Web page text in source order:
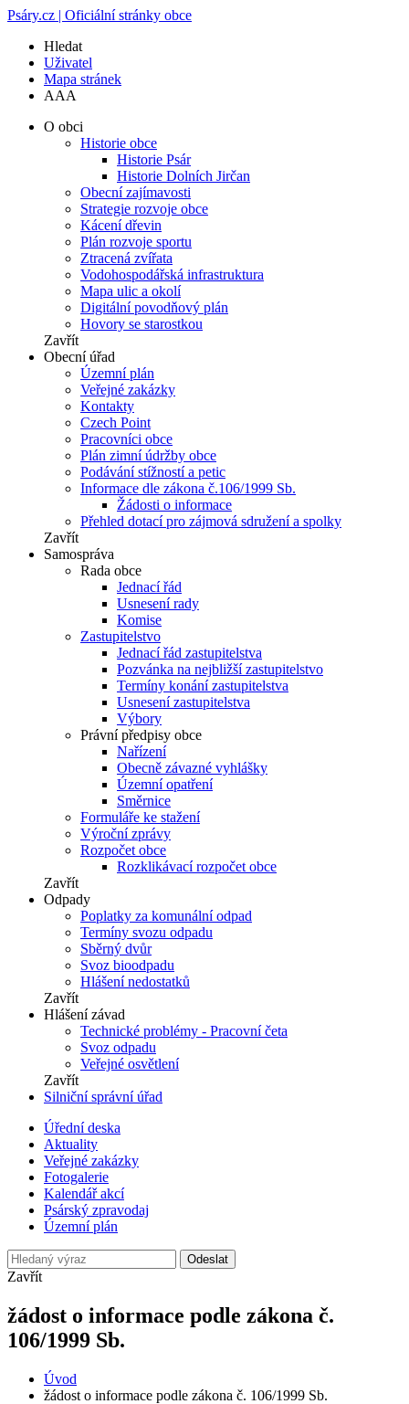
Psáry.cz | Oficiální stránky obce
Hledat
Uživatel
Mapa stránek
AAA
O obci
Historie obce
Historie Psár
Historie Dolních Jirčan
Obecní zajímavosti
Strategie rozvoje obce
Kácení dřevin
Plán rozvoje sportu
Ztracená zvířata
Vodohospodářská infrastruktura
Mapa ulic a okolí
Digitální povodňový plán
Hovory se starostkou
Zavřít
Obecní úřad
Územní plán
Veřejné zakázky
Kontakty
Czech Point
Pracovníci obce
Plán zimní údržby obce
Podávání stížností a petic
Informace dle zákona č.106/1999 Sb.
Žádosti o informace
Přehled dotací pro zájmová sdružení a spolky
Zavřít
Samospráva
Rada obce
Jednací řád
Usnesení rady
Komise
Zastupitelstvo
Jednací řád zastupitelstva
Pozvánka na nejbližší zastupitelstvo
Termíny konání zastupitelstva
Usnesení zastupitelstva
Výbory
Právní předpisy obce
Nařízení
Obecně závazné vyhlášky
Územní opatření
Směrnice
Formuláře ke stažení
Výroční zprávy
Rozpočet obce
Rozklikávací rozpočet obce
Zavřít
Odpady
Poplatky za komunální odpad
Termíny svozu odpadu
Sběrný dvůr
Svoz bioodpadu
Hlášení nedostatků
Zavřít
Hlášení závad
Technické problémy - Pracovní četa
Svoz odpadu
Veřejné osvětlení
Zavřít
Silniční správní úřad
Úřední deska
Aktuality
Veřejné zakázky
Fotogalerie
Kalendář akcí
Psárský zpravodaj
Územní plán
Odeslat
Zavřít
žádost o informace podle zákona č.
106/1999 Sb.
Úvod
žádost o informace podle zákona č. 106/1999 Sb.